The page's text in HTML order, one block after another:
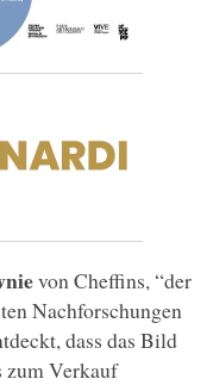
von Cheffins, “der
Nachforschungen
dass das Bild
zum Verkauf